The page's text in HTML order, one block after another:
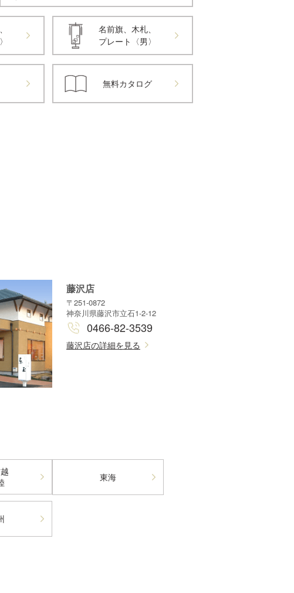
名前旗、木札、
プレート〈男〉
無料カタログ
藤沢店
〒251-0872
神奈川県藤沢市立石1-2-12
0466-82-3539
藤沢店の詳細を見る
東海